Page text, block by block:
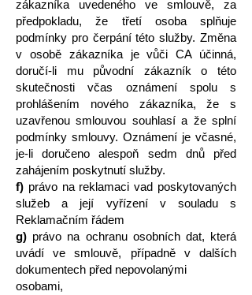
zákazníka uvedeného ve smlouvě, za
předpokladu, že třetí osoba splňuje
podmínky pro čerpání této služby. Změna
v osobě zákazníka je vůči CA účinná,
doručí-li mu původní zákazník o této
skutečnosti včas oznámení spolu s
prohlášením nového zákazníka, že s
uzavřenou smlouvou souhlasí a že splní
podmínky smlouvy. Oznámení je včasné,
je-li doručeno alespoň sedm dnů před
zahájením poskytnutí služby.
f) právo na reklamaci vad poskytovaných
služeb a její vyřízení v souladu s
Reklamačním řádem
g) právo na ochranu osobních dat, která
uvádí ve smlouvě, případně v dalších
dokumentech před nepovolanými
osobami,